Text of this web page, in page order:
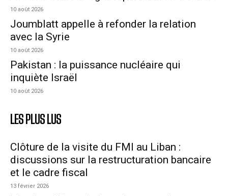
10 août 2026
Joumblatt appelle à refonder la relation
avec la Syrie
10 août 2026
Pakistan : la puissance nucléaire qui
inquiète Israël
10 août 2026
LES PLUS LUS
Clôture de la visite du FMI au Liban :
discussions sur la restructuration bancaire
et le cadre fiscal
13 février 2026